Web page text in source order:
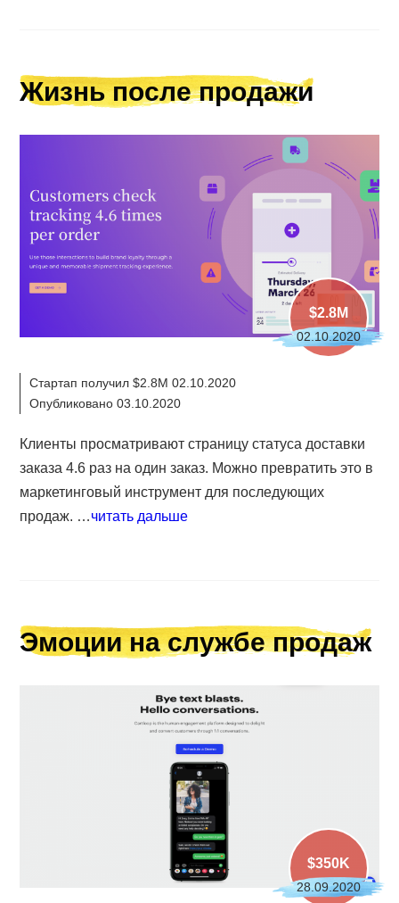
Жизнь после продажи
$2.8M
02.10.2020
Стартап получил $2.8M 02.10.2020
Опубликовано 03.10.2020
Клиенты просматривают страницу статуса доставки
заказа 4.6 раз на один заказ. Можно превратить это в
маркетинговый инструмент для последующих
продаж. …читать дальше
Эмоции на службе продаж
$350K
28.09.2020